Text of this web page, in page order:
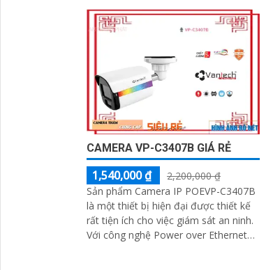
ngoại 25m IP
CAMERA VP-C3407B GIÁ RẺ
1,540,000 ₫
2,200,000 ₫
Sản phẩm Camera IP POEVP-C3407B
là một thiết bị hiện đại được thiết kế
rất tiện ích cho việc giám sát an ninh.
Với công nghệ Power over Ethernet